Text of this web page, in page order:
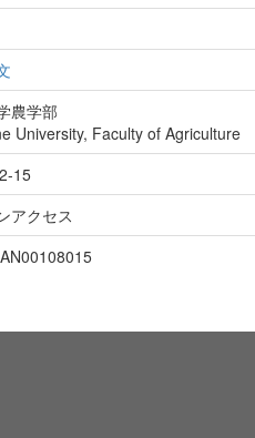
農学部
University, Faculty of Agriculture
15
アクセス
AN00108015